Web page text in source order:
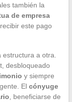
también la
de empresa
este pago
a otra.
desbloqueado
y siempre
El cónyuge
, beneficiarse de